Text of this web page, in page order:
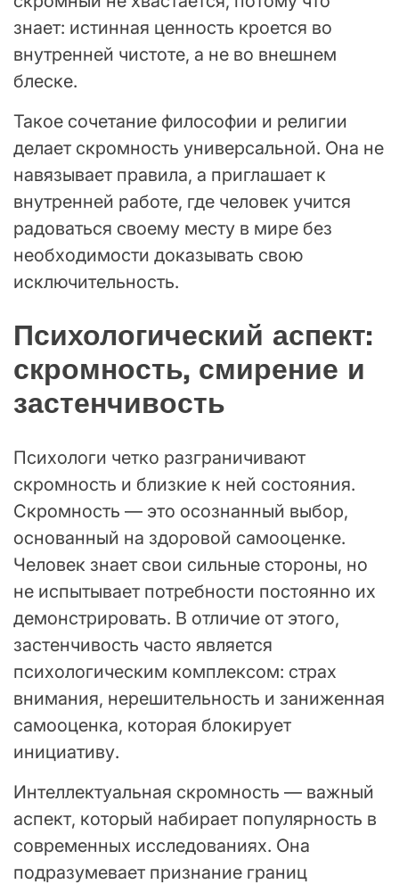
знает: истинная ценность кроется во
внутренней чистоте, а не во внешнем
блеске.
Такое сочетание философии и религии
делает скромность универсальной. Она не
навязывает правила, а приглашает к
внутренней работе, где человек учится
радоваться своему месту в мире без
необходимости доказывать свою
исключительность.
Психологический аспект:
скромность, смирение и
застенчивость
Психологи четко разграничивают
скромность и близкие к ней состояния.
Скромность — это осознанный выбор,
основанный на здоровой самооценке.
Человек знает свои сильные стороны, но
не испытывает потребности постоянно их
демонстрировать. В отличие от этого,
застенчивость часто является
психологическим комплексом: страх
внимания, нерешительность и заниженная
самооценка, которая блокирует
инициативу.
Интеллектуальная скромность — важный
аспект, который набирает популярность в
современных исследованиях. Она
подразумевает признание границ